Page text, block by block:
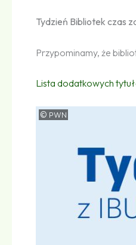
Tydzień Bibliotek czas
Przypominamy, że
Lista dodatkowych
© PWN